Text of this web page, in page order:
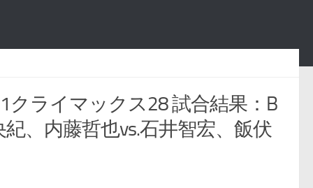
クライマックス28 試合結果：B
、内藤哲也vs.石井智宏、飯伏